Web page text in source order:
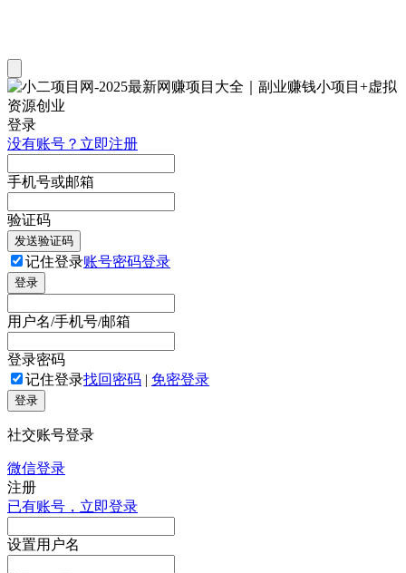
登录
没有账号？立即注册
手机号或邮箱
验证码
发送验证码
记住登录账号密码登录
登录
用户名/手机号/邮箱
登录密码
记住登录找回密码 | 免密登录
登录
社交账号登录
微信登录
注册
已有账号，立即登录
设置用户名